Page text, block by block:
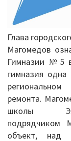
2020/
2021/
Летний
Глава
Магомедов
Гимназии №5
гимназия
ремонта.
школы
подрядчиком
объект, над